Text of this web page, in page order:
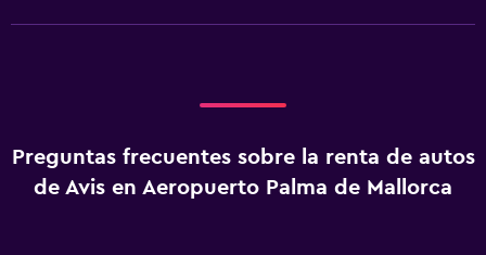
Preguntas frecuentes sobre la renta de autos
de Avis en Aeropuerto Palma de Mallorca